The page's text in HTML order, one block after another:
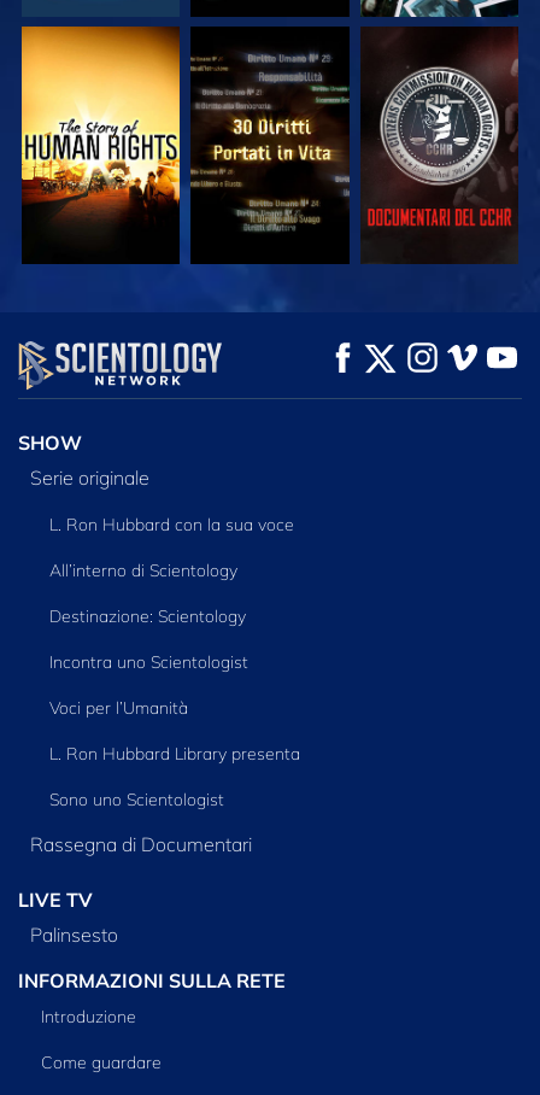
GUARDA GUARDA GUARDA
GUARDA
ESPLORA LE
SERIE
SHOW
Serie originale
L. Ron Hubbard con la sua voce
All’interno di Scientology
Destinazione: Scientology
Incontra uno Scientologist
Voci per l’Umanità
L. Ron Hubbard Library presenta
Sono uno Scientologist
Rassegna di Documentari
LIVE TV
Palinsesto
INFORMAZIONI SULLA RETE
Introduzione
Come guardare